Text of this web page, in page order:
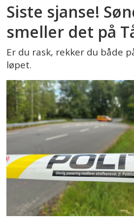
Siste sjanse!
smeller det på
Er du rask, rekker du både
løpet.